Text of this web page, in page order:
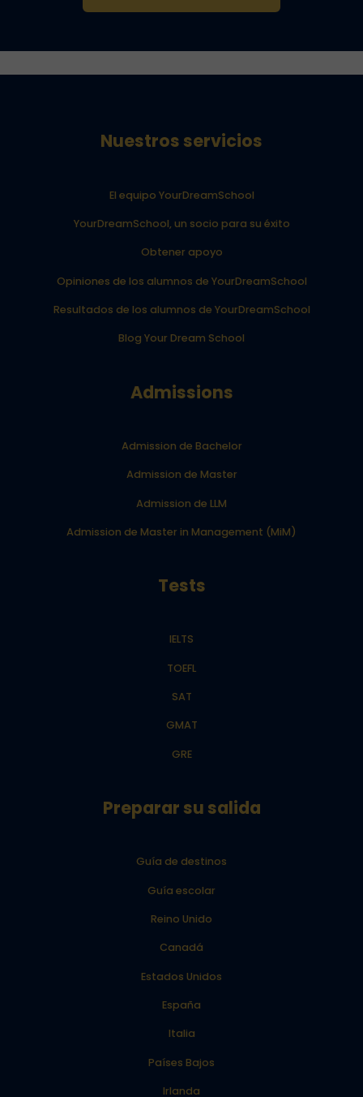
Nuestros servicios
El equipo YourDreamSchool
YourDreamSchool, un socio para su éxito
Obtener apoyo
Opiniones de los alumnos de YourDreamSchool
Resultados de los alumnos de YourDreamSchool
Blog Your Dream School
Admissions
Admission de Bachelor
Admission de Master
Admission de LLM
Admission de Master in Management (MiM)
Tests
IELTS
TOEFL
SAT
GMAT
GRE
Preparar su salida
Guía de destinos
Guía escolar
Reino Unido
Canadá
Estados Unidos
España
Italia
Países Bajos
Irlanda